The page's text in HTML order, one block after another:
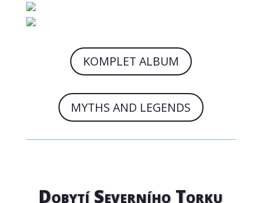
KOMPLET ALBUM
MYTHS AND LEGENDS
Dobytí Severního Torku